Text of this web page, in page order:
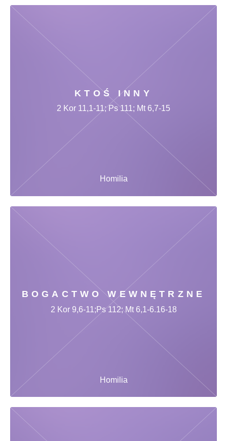
KTOŚ INNY
Homilia
2 Kor 11,1-11; Ps 111; Mt 6,7-15
BOGACTWO WEWNĘTRZNE
Homilia
2 Kor 9,6-11;Ps 112; Mt 6,1-6.16-18